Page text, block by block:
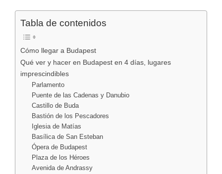
Tabla de contenidos
Cómo llegar a Budapest
Qué ver y hacer en Budapest en 4 días, lugares
imprescindibles
Parlamento
Puente de las Cadenas y Danubio
Castillo de Buda
Bastión de los Pescadores
Iglesia de Matías
Basílica de San Esteban
Ópera de Budapest
Plaza de los Héroes
Avenida de Andrassy